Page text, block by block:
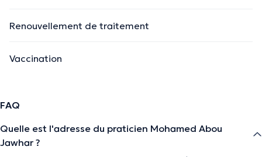
Renouvellement de traitement
Vaccination
FAQ
Quelle est l'adresse du praticien Mohamed Abou
Jawhar ?